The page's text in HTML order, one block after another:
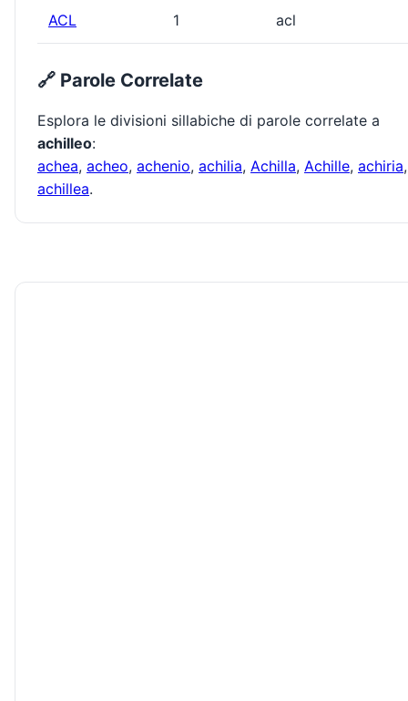
ACL 1 acl
🔗 Parole Correlate
Esplora le divisioni sillabiche di parole correlate a
achilleo:
achea, acheo, achenio, achilia, Achilla, Achille, achiria,
achillea.